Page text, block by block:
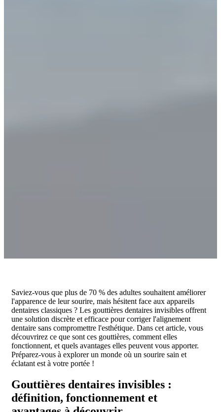
Saviez-vous que plus de 70 % des adultes souhaitent améliorer
l'apparence de leur sourire, mais hésitent face aux appareils
dentaires classiques ? Les gouttières dentaires invisibles offrent
une solution discrète et efficace pour corriger l'alignement
dentaire sans compromettre l'esthétique. Dans cet article, vous
découvrirez ce que sont ces gouttières, comment elles
fonctionnent, et quels avantages elles peuvent vous apporter.
Préparez-vous à explorer un monde où un sourire sain et
éclatant est à votre portée !
Gouttières dentaires invisibles :
définition, fonctionnement et